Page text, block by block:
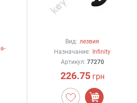
Вид: лезвия
Назначание: Infinity
Артикул: 77270
226.75грн